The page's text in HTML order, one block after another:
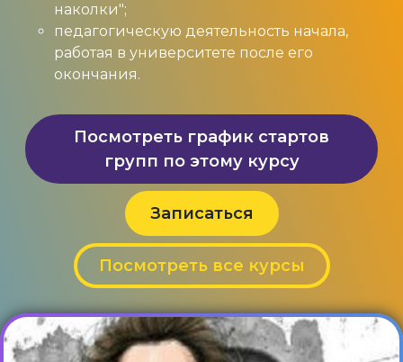
наколки";
педагогическую деятельность начала,
работая в университете после его
окончания.
Посмотреть график стартов
групп по этому курсу
Записаться
Посмотреть все курсы